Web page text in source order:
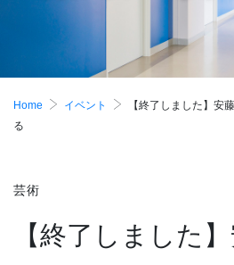
Home イベント
【終了しました】安
る
芸術
【終了しました